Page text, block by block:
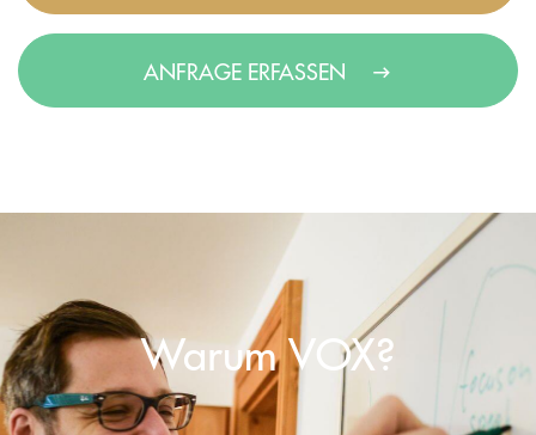
ANFRAGE ERFASSEN
Warum VOX?